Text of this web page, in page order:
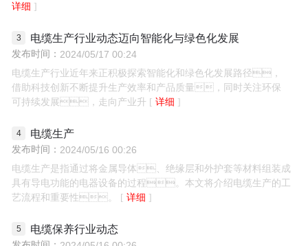
详细
电缆生产行业动态迈向智能化与绿色化发展
发布时间： 2024/05/17 00:24
电缆生产行业近年来正积极探索智能化和绿色化发展路径，
借助科技创新不断提升生产效率和产品质量，同时关注环保
可持续发展，走向产业升
详细
电缆生产
发布时间： 2024/05/16 00:26
电缆生产是指通过将金属导体、绝缘层和外护套等材料组装成
具有导电功能的电器设备的过程。本文将介绍电缆生产的工
艺流程和重要性。
详细
电缆保养行业动态